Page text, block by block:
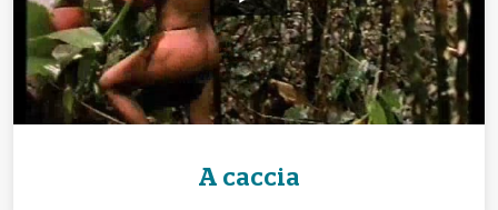
A caccia